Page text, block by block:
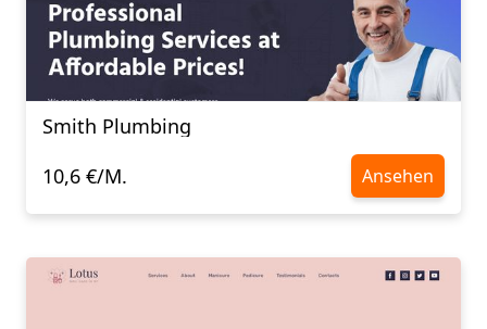
Smith Plumbing
10,6 €/M.
Ansehen